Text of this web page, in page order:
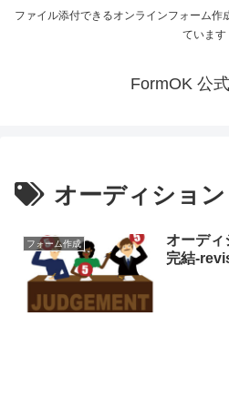
ファイル添付できるオンラインフォーム作
ています
FormOK 公
オーディション
フォーム作成
オーディ
完結-